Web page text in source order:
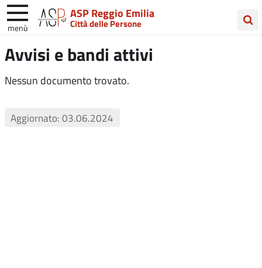
ASP Reggio Emilia
Città delle Persone
menù
nel
sito
Avvisi e bandi attivi
Nessun documento trovato.
Aggiornato: 03.06.2024